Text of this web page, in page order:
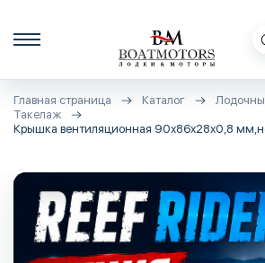
Главная страница Каталог
Такелаж
Крышка вентиляционная 90х86х28х0,8